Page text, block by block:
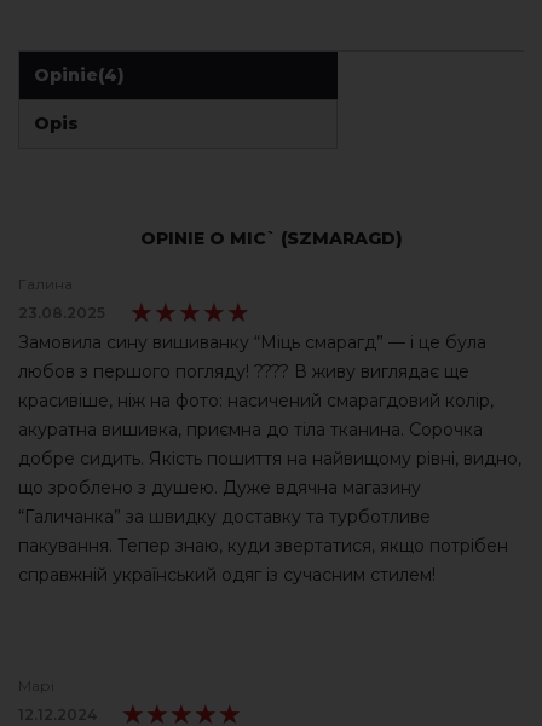
Opinie(4)
Opis
OPINIE O MIC` (SZMARAGD)
Галина
23.08.2025
★★★★★
★★★★★
Замовила сину вишиванку “Міць смарагд” — і це була
любов з першого погляду! ???? В живу виглядає ще
красивіше, ніж на фото: насичений смарагдовий колір,
акуратна вишивка, приємна до тіла тканина. Сорочка
добре сидить. Якість пошиття на найвищому рівні, видно,
що зроблено з душею. Дуже вдячна магазину
“Галичанка” за швидку доставку та турботливе
пакування. Тепер знаю, куди звертатися, якщо потрібен
справжній український одяг із сучасним стилем!
Марі
12.12.2024
★★★★★
★★★★★